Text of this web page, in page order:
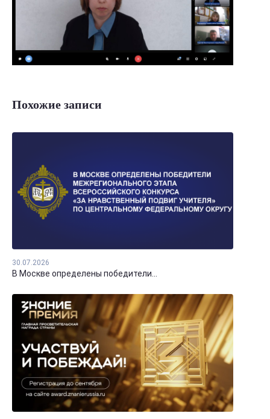
Похожие записи
30.07.2026
В Москве определены победители...